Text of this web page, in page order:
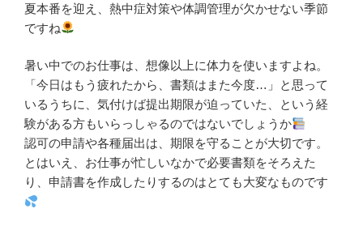
夏本番を迎え、熱中症対策や体調管理が欠かせない季節
ですね
暑い中でのお仕事は、想像以上に体力を使いますよね。
「今日はもう疲れたから、書類はまた今度…」と思って
いるうちに、気付けば提出期限が迫っていた、という経
験がある方もいらっしゃるのではないでしょうか
認可の申請や各種届出は、期限を守ることが大切です。
とはいえ、お仕事が忙しいなかで必要書類をそろえた
り、申請書を作成したりするのはとても大変なものです